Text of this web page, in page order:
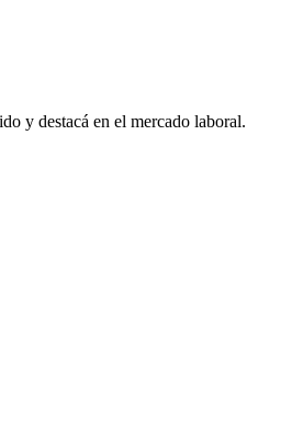
y destacá en el mercado laboral.